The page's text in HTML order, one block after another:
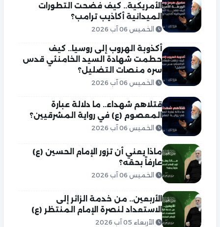
الأمريكية.. كيف فضحت التطورات
الميدانية أكاذيب ترامب؟
الخميس 06 آب 2026
أكذوبة الهروب إلى روسيا.. كيف
حطمت شهادة السيد الخامنئي قدس
سره منصات التضليل؟
الخميس 06 آب 2026
قتلاهم شهداء.. ما دلالة عبارة
المعصوم (ع) في رواية المشرقيين؟
الخميس 06 آب 2026
ماذا يعني أن تزور الإمام الحسين (ع)
عارفاً بحقه؟
الخميس 06 آب 2026
الأربعين.. من خدمة الزائر إلى
الاستعداد لنصرة الإمام المنتظر (ع)
الأربعاء 05 آب 2026